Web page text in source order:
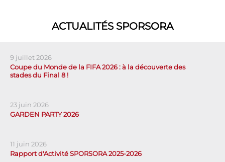
ACTUALITÉS SPORSORA
9 juillet 2026
Coupe du Monde de la FIFA 2026 : à la découverte des
stades du Final 8 !
23 juin 2026
GARDEN PARTY 2026
11 juin 2026
Rapport d'Activité SPORSORA 2025-2026